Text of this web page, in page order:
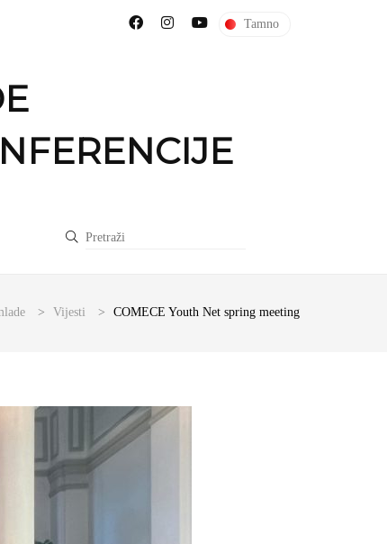
Tamno
> Vijesti > COMECE Youth Net spring meeting